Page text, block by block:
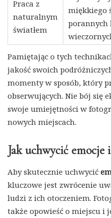
Praca z
naturalnym
światłem
miękkiego
porannych
Pamiętając o tych
jakość swoich
momenty w sposób, który
obserwujących. Nie bój się
swoje umiejętności w
nowych miejscach.
Jak uchwycić emocje
Aby skutecznie uchwycić
kluczowe jest zwrócenie
ludzi z ich otoczeniem.
także opowieść o miejscu i